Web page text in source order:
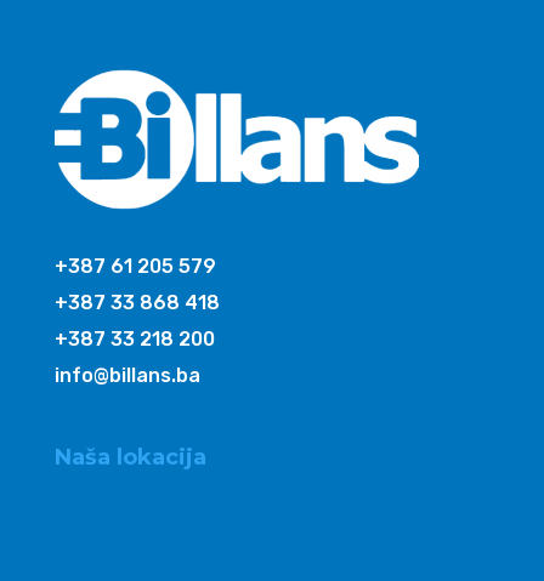
+387 61 205 579
+387 33 868 418
+387 33 218 200
info@billans.ba
Naša lokacija